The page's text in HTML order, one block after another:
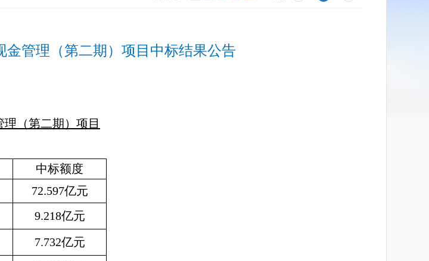
金管理 （第二期）项目中标结果公告
（第二期）项目
中标额度
72.597亿元
9.218亿元
7.732亿元